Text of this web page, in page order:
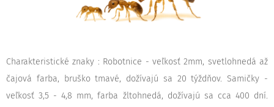
Charakteristické znaky : Robotnice - veľkosť 2mm, svetlohnedá až
čajová farba, bruško tmavé, dožívajú sa 20 týždňov. Samičky -
veľkosť 3,5 - 4,8 mm, farba žltohnedá, dožívajú sa cca 400 dní.